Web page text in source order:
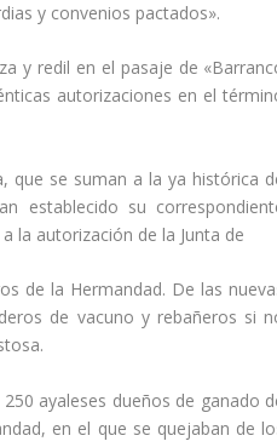
y convenios pactados».
y redil en el pasaje de
autorizaciones en el
que se suman a la ya histórica
establecido su
la autorización de la Junta de
de la Hermandad. De las
de vacuno y rebañeros si
ayaleses dueños de ganado
en el que se quejaban de